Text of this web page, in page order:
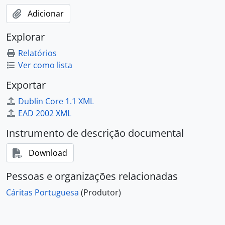
Adicionar
Explorar
Relatórios
Ver como lista
Exportar
Dublin Core 1.1 XML
EAD 2002 XML
Instrumento de descrição documental
Download
Pessoas e organizações relacionadas
Cáritas Portuguesa (Produtor)